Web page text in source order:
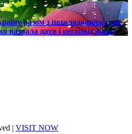
разом з похолоданням суне
назвала дати і регіони (мапа)
| VISIT NOW